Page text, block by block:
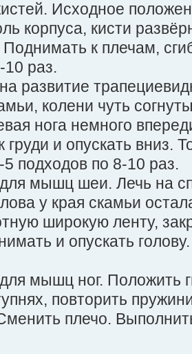
Исходное
корпуса, кисти
Поднимать к плечам,
10 раз.
развитие
колени чуть
нога немного
груди и опускать вниз.
подходов по 8-10 раз.
мышц шеи. Лечь на
у края скамьи
широкую ленту,
и опускать
мышц ног. Положить
повторить
плечо.